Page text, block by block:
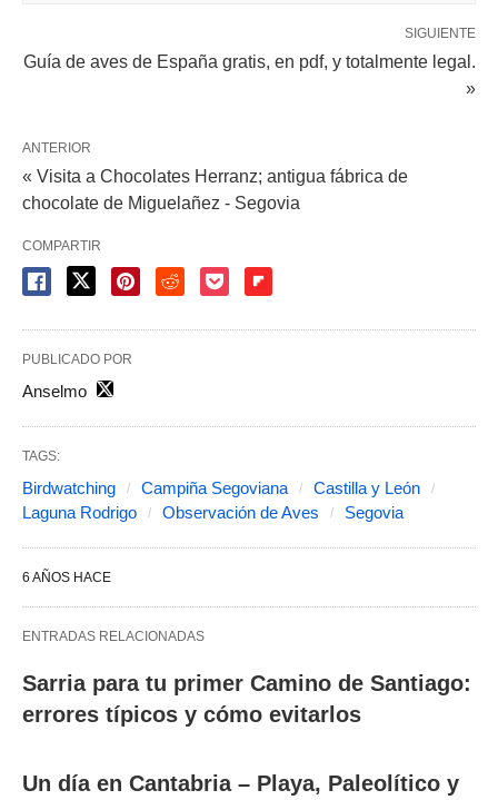
SIGUIENTE
Guía de aves de España gratis, en pdf, y totalmente legal.
»
ANTERIOR
« Visita a Chocolates Herranz; antigua fábrica de
chocolate de Miguelañez - Segovia
COMPARTIR
PUBLICADO POR
Anselmo
TAGS:
Birdwatching Campiña Segoviana
Castilla y León
Laguna Rodrigo
Observación de Aves Segovia
6 AÑOS HACE
ENTRADAS RELACIONADAS
Sarria para tu primer Camino de Santiago:
errores típicos y cómo evitarlos
Un día en Cantabria – Playa, Paleolítico y